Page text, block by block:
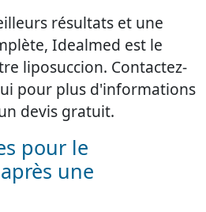
résultats et une
Idealmed est le
liposuccion. Contactez-
pour plus d'informations
devis gratuit.
pour le
une